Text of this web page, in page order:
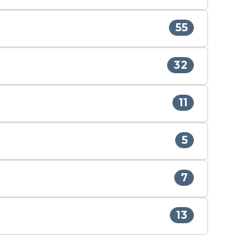
55
32
11
5
7
13